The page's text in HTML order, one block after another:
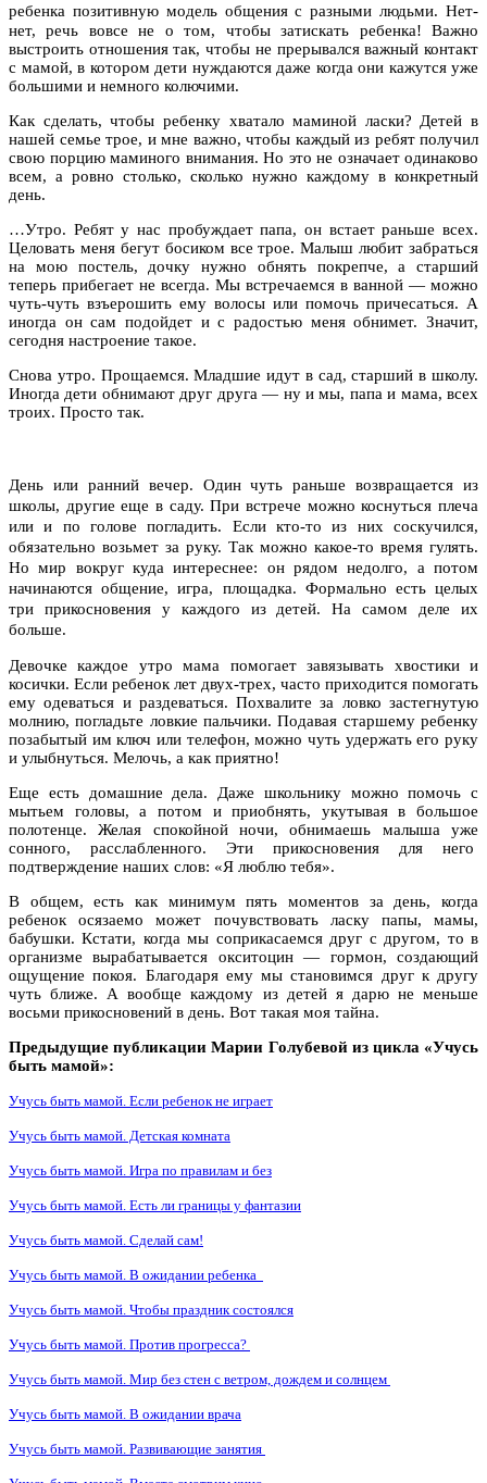
ребенка позитивную модель общения с разнымилюдьми. Нет-
нет, речь вовсе не о том, чтобы затискать ребенка! Важно
выстроить отношения так, чтобы не прерывался важный контакт
с мамой, в котором дети нуждаются даже когда они кажутся уже
большими и немного колючими.
Как сделать, чтобы ребенку хватало маминой ласки? Детей в
нашей семье трое, и мне важно, чтобы каждый из ребят получил
свою порцию маминого внимания. Но это не означает одинаково
всем, а ровно столько, сколько нужно каждому в конкретный
день.
…Утро. Ребят у нас пробуждает папа, он встает раньше всех.
Целовать меня бегут босиком все трое. Малыш любит забраться
на мою постель, дочку нужно обнять покрепче, а старший
теперь прибегает не всегда. Мы встречаемся в ванной — можно
чуть-чуть взъерошить ему волосы или помочь причесаться. А
иногда он сам подойдет и с радостью меня обнимет. Значит,
сегодня настроение такое.
Снова утро. Прощаемся. Младшие идут в сад, старший в школу.
Иногда дети обнимают друг друга — ну и мы, папа и мама, всех
троих. Просто так.
День или ранний вечер. Один чуть раньше возвращается из
школы, другие еще в саду. При встрече можно коснуться плеча
или и по голове погладить. Если кто-то из них соскучился,
обязательно возьмет за руку. Так можно какое-то время гулять.
Но мир вокруг куда интереснее: он рядомнедолго, а потом
начинаются общение, игра, площадка. Формально есть целых
три прикосновения у каждого из детей. На самом деле их
больше.
Девочке каждое утро мама помогает завязывать хвостики и
косички. Если ребенок лет двух-трех, часто приходится помогать
ему одеваться и раздеваться. Похвалите за ловко застегнутую
молнию, погладьте ловкие пальчики. Подавая старшему ребенку
позабытый им ключ или телефон, можно чуть удержать его руку
и улыбнуться. Мелочь, а как приятно!
Еще есть домашние дела. Даже школьнику можно помочь с
мытьем головы, а потом и приобнять, укутывая в большое
полотенце. Желая спокойной ночи, обнимаешь малыша уже
сонного, расслабленного. Эти прикосновения для него
подтверждение наших слов: «Я люблю тебя».
В общем, есть как минимум пять моментов за день, когда
ребенок осязаемо может почувствовать ласку папы, мамы,
бабушки. Кстати, когда мы соприкасаемся друг с другом, то в
организме вырабатывается окситоцин — гормон, создающий
ощущение покоя. Благодаря ему мы становимся друг к другу
чуть ближе. А вообще каждому из детей я дарю не меньше
восьми прикосновений в день. Вот такая моя тайна.
Предыдущие публикации Марии Голубевой из цикла «Учусь
быть мамой»:
Учусь быть мамой. Если ребенок не играет
Учусь быть мамой. Детская комната
Учусь быть мамой. Игра по правилам и без
Учусь быть мамой. Есть ли границы у фантазии
Учусь быть мамой. Сделай сам!
Учусь быть мамой. В ожидании ребенка
Учусь быть мамой. Чтобы праздник состоялся
Учусь быть мамой. Против прогресса?
Учусь быть мамой. Мир без стен с ветром, дождем и солнцем
Учусь быть мамой. В ожидании врача
Учусь быть мамой. Развивающие занятия